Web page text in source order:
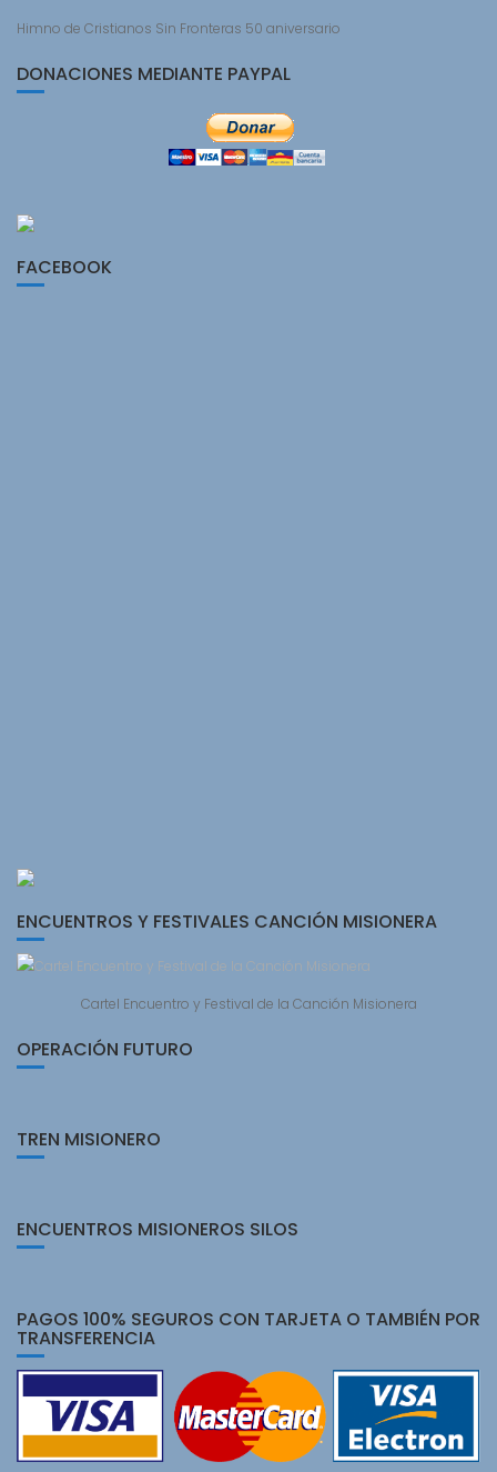
Himno de Cristianos Sin Fronteras 50 aniversario
DONACIONES MEDIANTE PAYPAL
FACEBOOK
ENCUENTROS Y FESTIVALES CANCIÓN MISIONERA
Cartel Encuentro y Festival de la Canción Misionera
OPERACIÓN FUTURO
TREN MISIONERO
ENCUENTROS MISIONEROS SILOS
PAGOS 100% SEGUROS CON TARJETA O TAMBIÉN POR
TRANSFERENCIA